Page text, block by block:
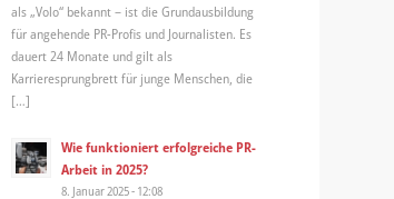
als „Volo“ bekannt – ist die Grundausbildung
für angehende PR-Profis und Journalisten. Es
dauert 24 Monate und gilt als
Karrieresprungbrett für junge Menschen, die
[…]
Wie funktioniert erfolgreiche PR-
Arbeit in 2025?
8. Januar 2025 - 12:08